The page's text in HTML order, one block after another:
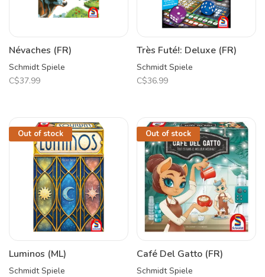
Névaches (FR)
Schmidt Spiele
C$37.99
Très Futé!: Deluxe (FR)
Schmidt Spiele
C$36.99
Out of stock
Luminos (ML)
Schmidt Spiele
Out of stock
Café Del Gatto (FR)
Schmidt Spiele